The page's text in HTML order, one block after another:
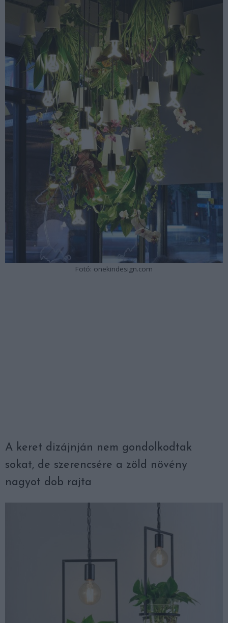
Fotó: onekindesign.com
A keret dizájnján nem gondolkodtak
sokat, de szerencsére a zöld növény
nagyot dob rajta